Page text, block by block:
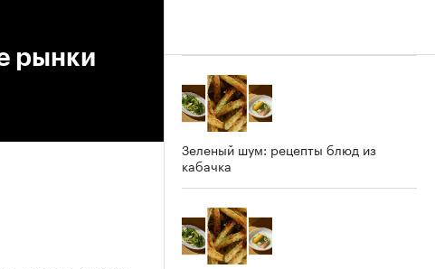
рынки
Зеленый шум: рецепты блюд из
кабачка